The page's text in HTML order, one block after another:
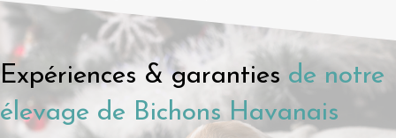
Expériences & garanties de notre
élevage de Bichons Havanais